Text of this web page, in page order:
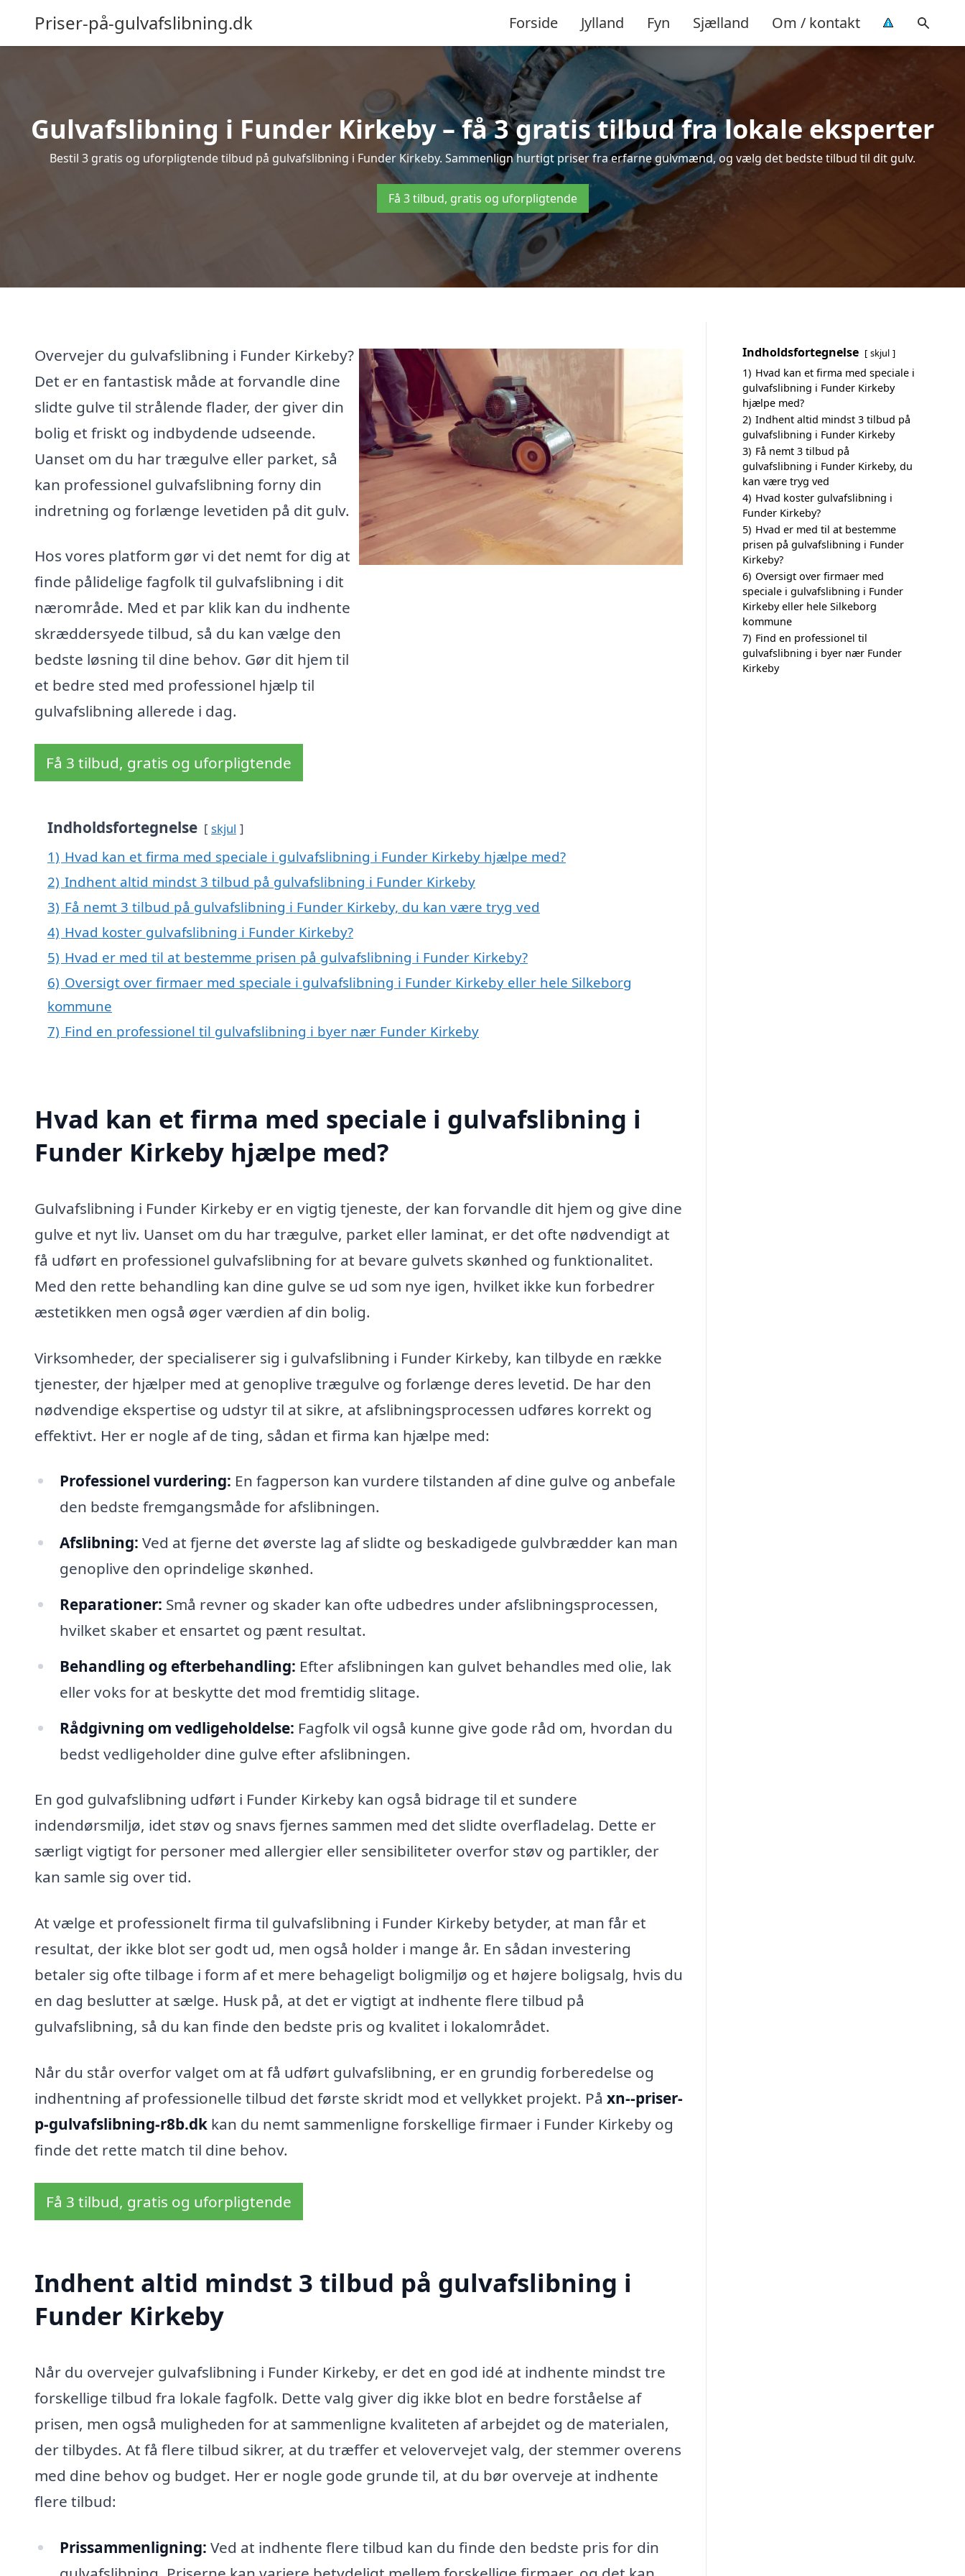
Priser-på-gulvafslibning.dk Forside Jylland Fyn Sjælland Om / kontakt
Gulvafslibning i Funder Kirkeby – få 3 gratis tilbud fra lokale eksperter
Bestil 3 gratis og uforpligtende tilbud på gulvafslibning i Funder Kirkeby. Sammenlign hurtigt priser fra erfarne gulvmænd, og vælg det bedste tilbud til dit gulv.
Få 3 tilbud, gratis og uforpligtende
Overvejer du gulvafslibning i Funder Kirkeby?
Det er en fantastisk måde at forvandle dine
slidte gulve til strålende flader, der giver din
bolig et friskt og indbydende udseende.
Uanset om du har trægulve eller parket, så
kan professionel gulvafslibning forny din
indretning og forlænge levetiden på dit gulv.
Hos vores platform gør vi det nemt for dig at
finde pålidelige fagfolk til gulvafslibning i dit
nærområde. Med et par klik kan du indhente
skræddersyede tilbud, så du kan vælge den
bedste løsning til dine behov. Gør dit hjem til
et bedre sted med professionel hjælp til
gulvafslibning allerede i dag.
Få 3 tilbud, gratis og uforpligtende
Indholdsfortegnelse skjul
1) Hvad kan et firma med speciale i gulvafslibning i Funder Kirkeby hjælpe med?
2) Indhent altid mindst 3 tilbud på gulvafslibning i Funder Kirkeby
3) Få nemt 3 tilbud på gulvafslibning i Funder Kirkeby, du kan være tryg ved
4) Hvad koster gulvafslibning i Funder Kirkeby?
5) Hvad er med til at bestemme prisen på gulvafslibning i Funder Kirkeby?
6) Oversigt over firmaer med speciale i gulvafslibning i Funder Kirkeby eller hele Silkeborg
kommune
7) Find en professionel til gulvafslibning i byer nær Funder Kirkeby
Hvad kan et firma med speciale i gulvafslibning i
Funder Kirkeby hjælpe med?
Gulvafslibning i Funder Kirkeby er en vigtig tjeneste, der kan forvandle dit hjem og give dine
gulve et nyt liv. Uanset om du har trægulve, parket eller laminat, er det ofte nødvendigt at
få udført en professionel gulvafslibning for at bevare gulvets skønhed og funktionalitet.
Med den rette behandling kan dine gulve se ud som nye igen, hvilket ikke kun forbedrer
æstetikken men også øger værdien af din bolig.
Virksomheder, der specialiserer sig i gulvafslibning i Funder Kirkeby, kan tilbyde en række
tjenester, der hjælper med at genoplive trægulve og forlænge deres levetid. De har den
nødvendige ekspertise og udstyr til at sikre, at afslibningsprocessen udføres korrekt og
effektivt. Her er nogle af de ting, sådan et firma kan hjælpe med:
Professionel vurdering: En fagperson kan vurdere tilstanden af dine gulve og anbefale
den bedste fremgangsmåde for afslibningen.
Afslibning: Ved at fjerne det øverste lag af slidte og beskadigede gulvbrædder kan man
genoplive den oprindelige skønhed.
Reparationer: Små revner og skader kan ofte udbedres under afslibningsprocessen,
hvilket skaber et ensartet og pænt resultat.
Behandling og efterbehandling: Efter afslibningen kan gulvet behandles med olie, lak
eller voks for at beskytte det mod fremtidig slitage.
Rådgivning om vedligeholdelse: Fagfolk vil også kunne give gode råd om, hvordan du
bedst vedligeholder dine gulve efter afslibningen.
En god gulvafslibning udført i Funder Kirkeby kan også bidrage til et sundere
indendørsmiljø, idet støv og snavs fjernes sammen med det slidte overfladelag. Dette er
særligt vigtigt for personer med allergier eller sensibiliteter overfor støv og partikler, der
kan samle sig over tid.
At vælge et professionelt firma til gulvafslibning i Funder Kirkeby betyder, at man får et
resultat, der ikke blot ser godt ud, men også holder i mange år. En sådan investering
betaler sig ofte tilbage i form af et mere behageligt boligmiljø og et højere boligsalg, hvis du
en dag beslutter at sælge. Husk på, at det er vigtigt at indhente flere tilbud på
gulvafslibning, så du kan finde den bedste pris og kvalitet i lokalområdet.
Når du står overfor valget om at få udført gulvafslibning, er en grundig forberedelse og
indhentning af professionelle tilbud det første skridt mod et vellykket projekt. På xn--priser-
p-gulvafslibning-r8b.dk kan du nemt sammenligne forskellige firmaer i Funder Kirkeby og
finde det rette match til dine behov.
Få 3 tilbud, gratis og uforpligtende
Indhent altid mindst 3 tilbud på gulvafslibning i
Funder Kirkeby
Når du overvejer gulvafslibning i Funder Kirkeby, er det en god idé at indhente mindst tre
forskellige tilbud fra lokale fagfolk. Dette valg giver dig ikke blot en bedre forståelse af
prisen, men også muligheden for at sammenligne kvaliteten af arbejdet og de materialen,
der tilbydes. At få flere tilbud sikrer, at du træffer et velovervejet valg, der stemmer overens
med dine behov og budget. Her er nogle gode grunde til, at du bør overveje at indhente
flere tilbud:
Prissammenligning: Ved at indhente flere tilbud kan du finde den bedste pris for din
Indholdsfortegnelse skjul
1) Hvad kan et firma med speciale i
gulvafslibning i Funder Kirkeby
hjælpe med?
2) Indhent altid mindst 3 tilbud på
gulvafslibning i Funder Kirkeby
3) Få nemt 3 tilbud på
gulvafslibning i Funder Kirkeby, du
kan være tryg ved
4) Hvad koster gulvafslibning i
Funder Kirkeby?
5) Hvad er med til at bestemme
prisen på gulvafslibning i Funder
Kirkeby?
6) Oversigt over firmaer med
speciale i gulvafslibning i Funder
Kirkeby eller hele Silkeborg
kommune
7) Find en professionel til
gulvafslibning i byer nær Funder
Kirkeby